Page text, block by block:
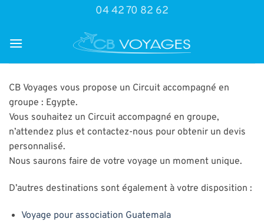
04 42 70 82 62
CB Voyages vous propose un Circuit accompagné en
groupe : Egypte.
Vous souhaitez un Circuit accompagné en groupe,
n’attendez plus et contactez-nous pour obtenir un devis
personnalisé.
Nous saurons faire de votre voyage un moment unique.
D’autres destinations sont également à votre disposition :
Voyage pour association Guatemala